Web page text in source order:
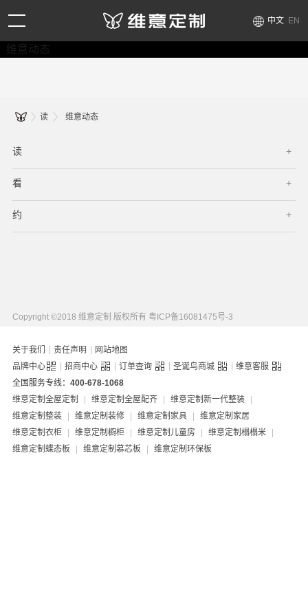
中文 EN
维意动态
读 维意动态
读
看
约
Copyright ©2018 维意定制 版权所有 粤ICP备16081475号-3
关于我们 | 责任声明 | 网站地图
品牌中心
| 招商中心 | 订单查询 | 圣诞鸟商城 | 维意客服
全国服务专线： 400-678-1068
维意定制全屋定制
| 维意定制全屋配齐 | 维意定制新一代整装
|
维意定制整装
| 维意定制装修 | 维意定制家具 |
维意定制家居
维意定制衣柜
| 维意定制橱柜 | 维意定制儿童房 | 维意定制榻榻米
|
维意定制蝶态板
| 维意定制慕芯板 | 维意定制环保板